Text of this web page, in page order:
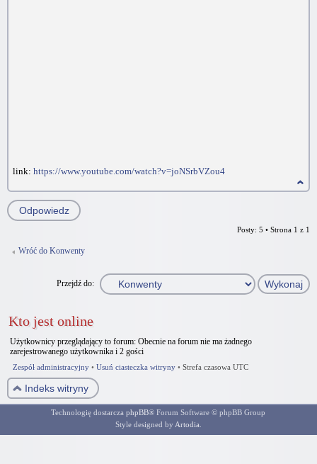
link: https://www.youtube.com/watch?v=joNSrbVZou4
Odpowiedz
Posty: 5 • Strona 1 z 1
Wróć do Konwenty
Przejdź do:
Kto jest online
Użytkownicy przeglądający to forum: Obecnie na forum nie ma żadnego
zarejestrowanego użytkownika i 2 gości
Zespół administracyjny • Usuń ciasteczka witryny • Strefa czasowa UTC
Indeks witryny
Technologię dostarczaphpBB® Forum Software © phpBB Group
Style designed by Artodia